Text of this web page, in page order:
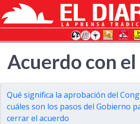
Acuerdo con el
Qué significa la aprobación del
cuáles son los pasos del Gobierno
cerrar el acuerdo